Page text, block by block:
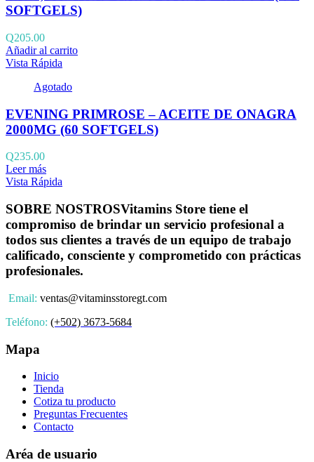
SOFTGELS)
Q205.00
Añadir al carrito
Vista Rápida
Agotado
EVENING PRIMROSE – ACEITE DE ONAGRA
2000MG (60 SOFTGELS)
Q235.00
Leer más
Vista Rápida
SOBRE NOSTROSVitamins Store tiene el
compromiso de brindar un servicio profesional a
todos sus clientes a través de un equipo de trabajo
calificado, consciente y comprometido con prácticas
profesionales.
Email: ventas@vitaminsstoregt.com
Teléfono: (+502) 3673-5684
Mapa
Inicio
Tienda
Cotiza tu producto
Preguntas Frecuentes
Contacto
Aréa de usuario